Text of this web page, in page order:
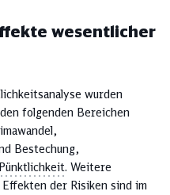
wesentlicher
wurden
folgenden Bereichen
Bestechung,
Pünktlichkeit. Weitere
der Risiken sind im